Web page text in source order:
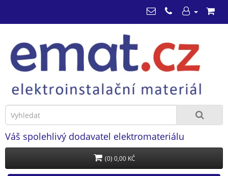
Váš spolehlivý dodavatel elektromateriálu
(0) 0,00 KČ